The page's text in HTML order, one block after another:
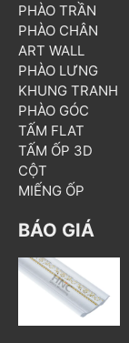
PHÀO TRẦN
PHÀO CHÂN
ART WALL
PHÀO LƯNG
KHUNG TRANH
PHÀO GÓC
TẤM FLAT
TẤM ỐP 3D
CỘT
MIẾNG ỐP
BÁO GIÁ